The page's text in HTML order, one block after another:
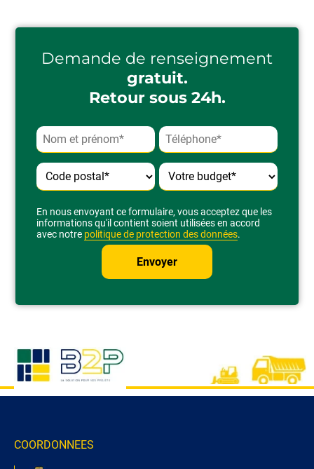
Demande de renseignement
gratuit.
Retour sous 24h.
En nous envoyant ce formulaire, vous acceptez que les
informations qu'il contient soient utilisées en accord
avec notre politique de protection des données.
Alternative:
COORDONNEES